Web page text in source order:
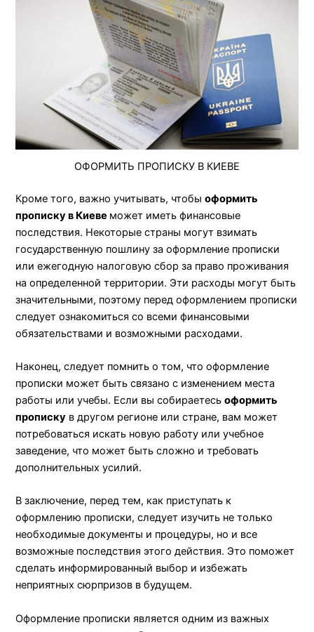
ОФОРМИТЬ ПРОПИСКУ В КИЕВЕ
Кроме того, важно учитывать, чтобыоформить
прописку в Киеве может иметь финансовые
последствия. Некоторые страны могут взимать
государственную пошлину за оформление прописки
или ежегодную налоговую сбор за право проживания
на определенной территории. Эти расходы могут быть
значительными, поэтому перед оформлением прописки
следует ознакомиться со всеми финансовыми
обязательствами и возможными расходами.
Наконец, следует помнить о том, что оформление
прописки может быть связано с изменением места
работы или учебы. Если вы собираетесьоформить
прописку в другом регионе или стране, вам может
потребоваться искать новую работу или учебное
заведение, что может быть сложно и требовать
дополнительных усилий.
В заключение, перед тем, как приступать к
оформлению прописки, следует изучить не только
необходимые документы и процедуры, но и все
возможные последствия этого действия. Это поможет
сделать информированный выбор и избежать
неприятных сюрпризов в будущем.
Оформление прописки является одним из важных